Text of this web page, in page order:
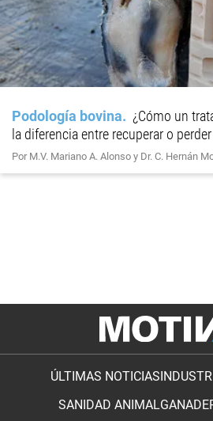
Podología bovina
¿Cómo un
la diferencia entre recuperar o
Por M.V. Mariano A. Alonso y Dr. C. Hernán
ÚLTIMAS NOTICIAS
SANIDAD ANIMAL